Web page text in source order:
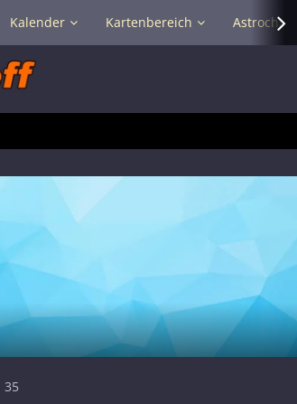
Kalender Kartenbereich Astrochat
35